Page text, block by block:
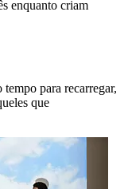
enquanto criam
para recarregar,
que